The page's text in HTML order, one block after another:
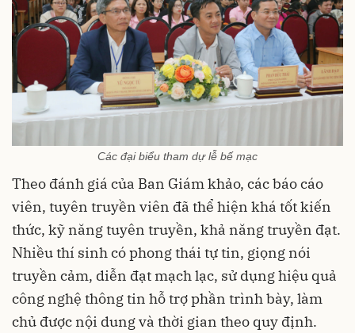
Các đại biểu tham dự lễ bế mạc
Theo đánh giá của Ban Giám khảo, các báo cáo
viên, tuyên truyền viên đã thể hiện khá tốt kiến
thức, kỹ năng tuyên truyền, khả năng truyền đạt.
Nhiều thí sinh có phong thái tự tin, giọng nói
truyền cảm, diễn đạt mạch lạc, sử dụng hiệu quả
công nghệ thông tin hỗ trợ phần trình bày, làm
chủ được nội dung và thời gian theo quy định.